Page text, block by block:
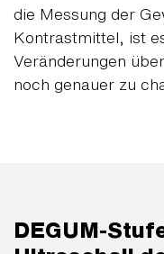
die Messung der
Kontrastmittel, ist
Veränderungen
noch genauer zu
DEGUM-